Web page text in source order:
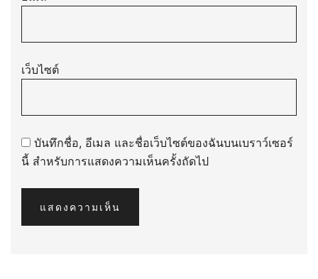
เว็บไซต์
บันทึกชื่อ, อีเมล และชื่อเว็บไซต์ของฉันบนเบราว์เซอร์
นี้ สำหรับการแสดงความเห็นครั้งถัดไป